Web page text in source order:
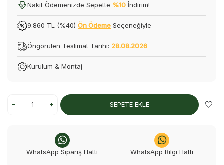
Nakit Ödemenizde Sepette %10 İndirim!
9.860 TL (%40) Ön Ödeme Seçeneğiyle
Öngörülen Teslimat Tarihi: 28.08.2026
Kurulum & Montaj
SEPETE EKLE
WhatsApp Sipariş Hattı WhatsApp Bilgi Hattı